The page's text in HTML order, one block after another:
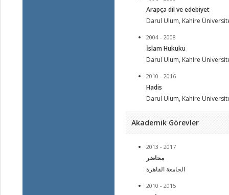
Arapça dil ve edebiyet
Darul Ulum, Kahire
2004 - 2008
İslam Hukuku
Darul Ulum, Kahire
2010 - 2016
Hadis
Darul Ulum, Kahire
Akademik Görevler
2013 - 2017
محاضر
الجامعة القاهرة
2010 - 2015